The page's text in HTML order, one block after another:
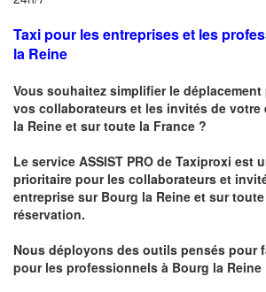
Taxi pour les entreprises et les
la Reine
Vous souhaitez simplifier le
vos collaborateurs et les invités de votre
la Reine et sur toute la France ?
Le service ASSIST PRO de Taxiproxi est
prioritaire pour les collaborateurs et
entreprise sur Bourg la Reine et sur
réservation.
Nous déployons des outils pensés pour
pour les professionnels à Bourg la Reine